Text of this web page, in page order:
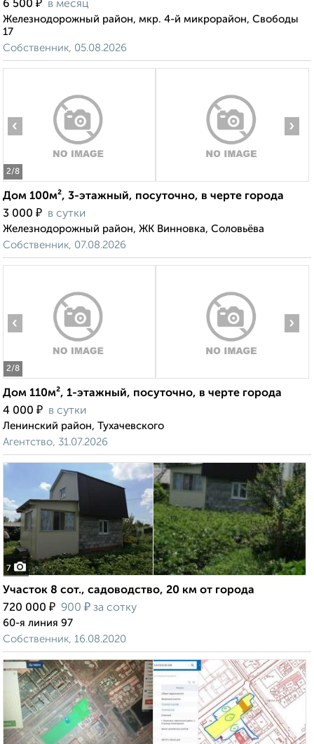
6 500 ₽ в месяц
Железнодорожный район, мкр. 4-й микрорайон, Свободы
17
Собственник, 05.08.2026
2/8
‹ ›
Дом 100м², 3-этажный, посуточно, в черте города
3 000 ₽ в сутки
Железнодорожный район, ЖК Винновка, Соловьёва
Собственник, 07.08.2026
2/8
‹ ›
Дом 110м², 1-этажный, посуточно, в черте города
4 000 ₽ в сутки
Ленинский район, Тухачевского
Агентство, 31.07.2026
7
Участок 8 сот., садоводство, 20 км от города
720 000 ₽ 900 ₽ за сотку
60-я линия 97
Собственник, 16.08.2020